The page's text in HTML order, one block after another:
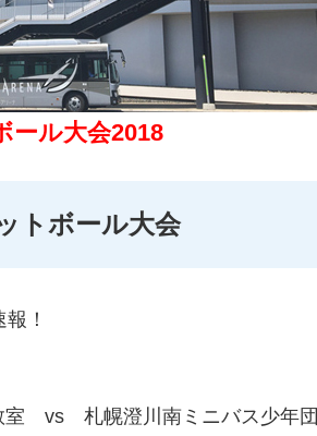
ール大会2018
トボール大会
！
室 vs 札幌澄川南ミニバス少年団